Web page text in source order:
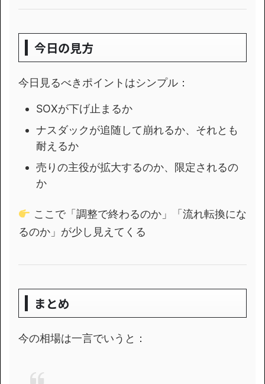
今日の見方
今日見るべきポイントはシンプル：
SOXが下げ止まるか
ナスダックが追随して崩れるか、それとも
耐えるか
売りの主役が拡大するのか、限定されるの
か
ここで「調整で終わるのか」「流れ転換にな
るのか」が少し見えてくる
まとめ
今の相場は一言でいうと：